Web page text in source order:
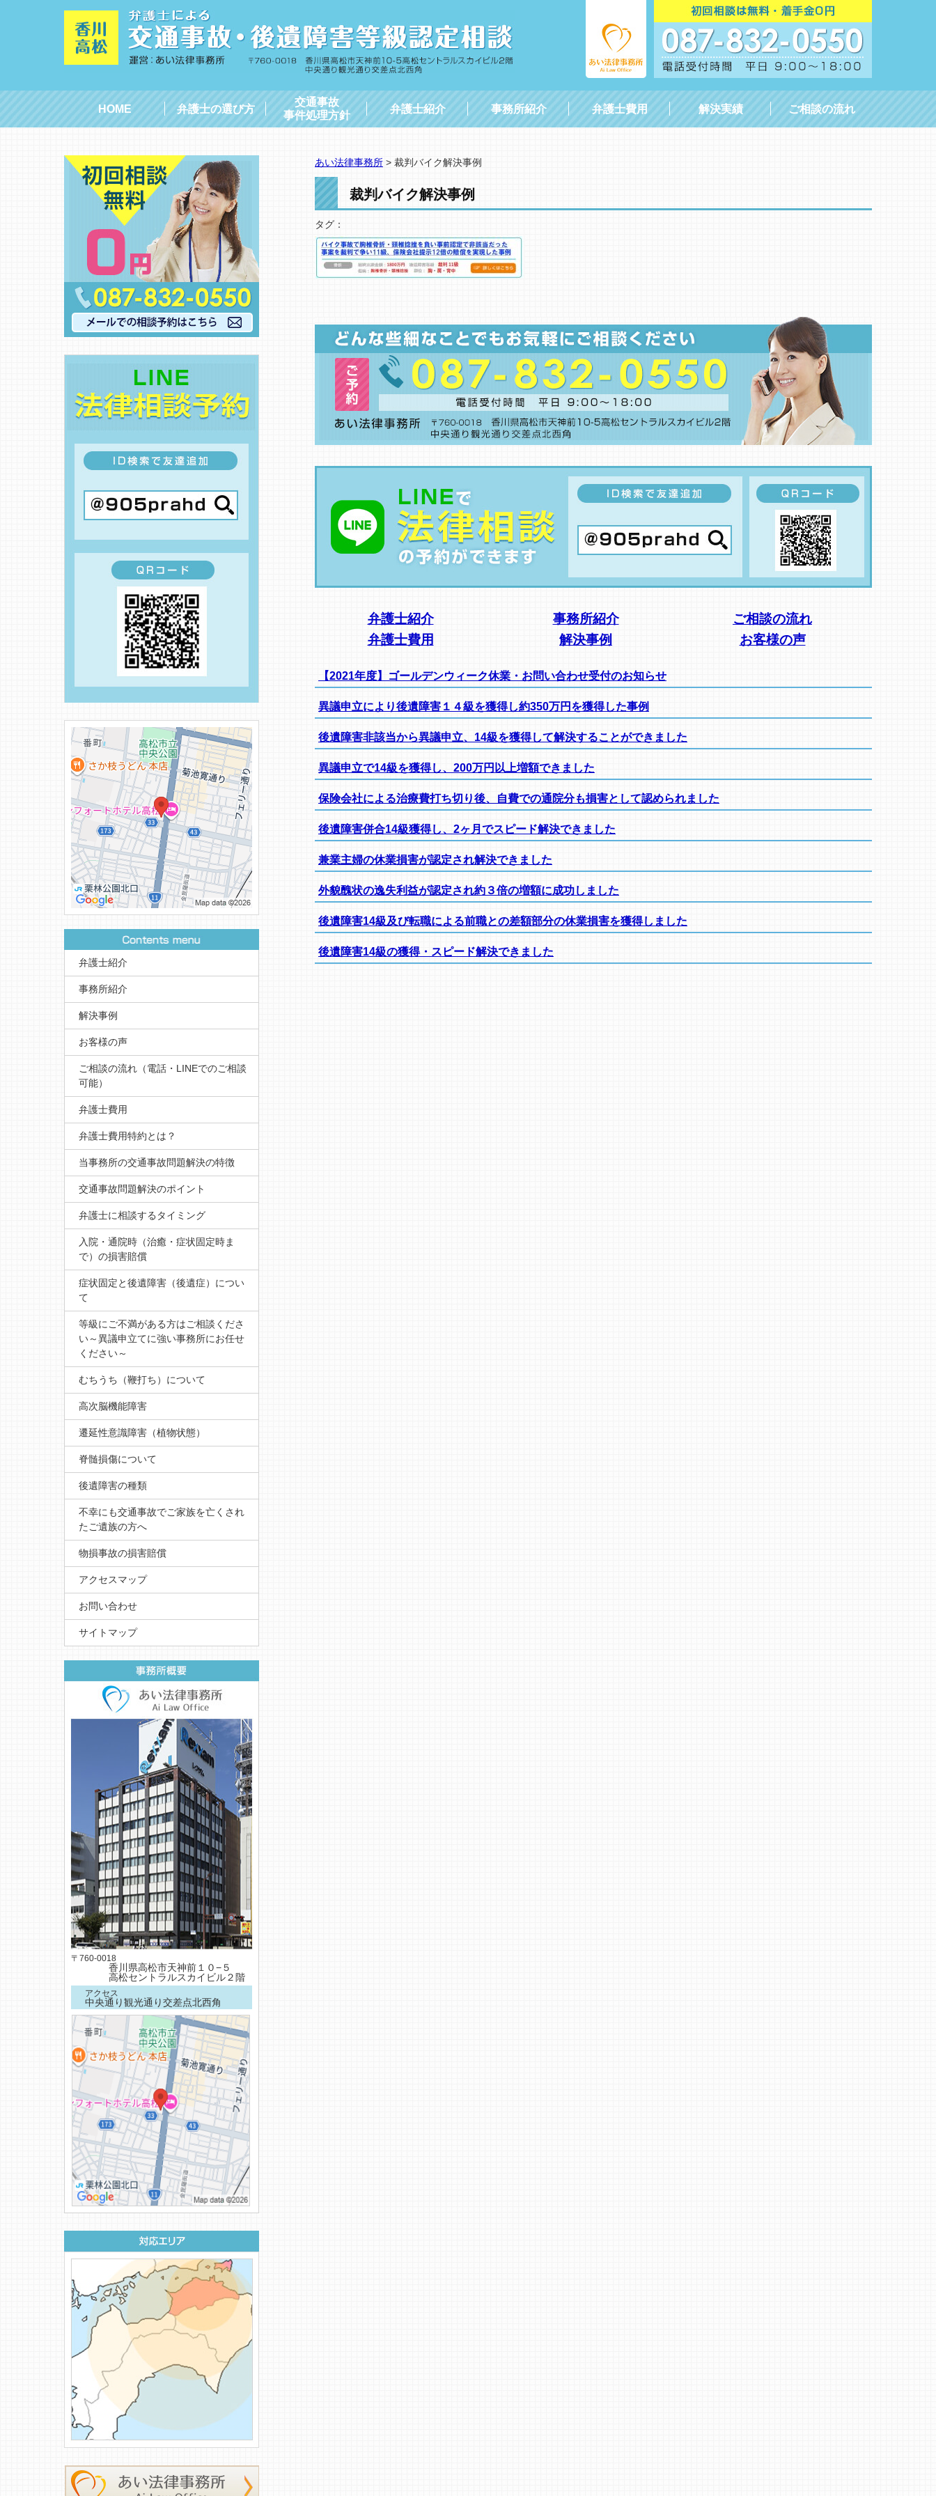
HOME 弁護士の選び方
交通事故
事件処理方針
弁護士紹介 事務所紹介 弁護士費用 解決実績 ご相談の流れ
あい法律事務所 > 裁判バイク解決事例
裁判バイク解決事例
タグ：
弁護士紹介 事務所紹介
ご相談の流れ
弁護士費用
解決事例 お客様の声
【2021年度】ゴールデンウィーク休業・お問い合わせ受付のお知らせ
異議申立により後遺障害１４級を獲得し約350万円を獲得した事例
後遺障害非該当から異議申立、14級を獲得して解決することができました
異議申立で14級を獲得し、200万円以上増額できました
保険会社による治療費打ち切り後、自費での通院分も損害として認められました
後遺障害併合14級獲得し、2ヶ月でスピード解決できました
兼業主婦の休業損害が認定され解決できました
外貌醜状の逸失利益が認定され約３倍の増額に成功しました
後遺障害14級及び転職による前職との差額部分の休業損害を獲得しました
後遺障害14級の獲得・スピード解決できました
弁護士紹介
事務所紹介
解決事例
お客様の声
ご相談の流れ（電話・LINEでのご相談
可能）
弁護士費用
弁護士費用特約とは？
当事務所の交通事故問題解決の特徴
交通事故問題解決のポイント
弁護士に相談するタイミング
入院・通院時（治癒・症状固定時ま
で）の損害賠償
症状固定と後遺障害（後遺症）につい
て
等級にご不満がある方はご相談くださ
い～異議申立てに強い事務所にお任せ
ください～
むちうち（鞭打ち）について
高次脳機能障害
遷延性意識障害（植物状態）
脊髄損傷について
後遺障害の種類
不幸にも交通事故でご家族を亡くされ
たご遺族の方へ
物損事故の損害賠償
アクセスマップ
お問い合わせ
サイトマップ
〒760-0018
香川県高松市天神前１０−５
高松セントラルスカイビル２階
アクセス
中央通り観光通り交差点北西角